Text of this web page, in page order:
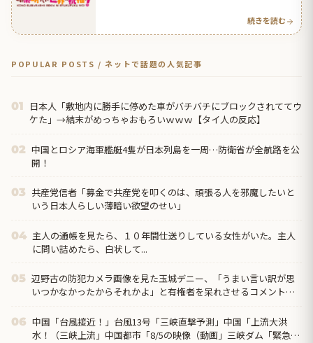
続きを読む
POPULAR POSTS / ネットで話題の人気記事
01
日本人「敷地内に勝手に停めた車がバチバチにブロックされててウ
ケた」→結末がめっちゃおもろいｗｗｗ【タイ人の反応】
02 中国とロシア海軍艦艇4隻が日本列島を一周…防衛省が全航路を公
開！
03 共産党信者「募金で共産党を叩くのは、頑張る人を邪魔したいと
いう日本人らしい薄暗い欲望のせい」
04 主人の通帳を見たら、１０年間仕送りしている女性がいた。主人
に問い詰めたら、白状して...
05 辺野古の防犯カメラ画像を見た玉城デニー、「うまい言い訳が思
いつかなかったからそれかよ」と有権者を呆れさせるコメント
06 中国「台風接近！」台風13号「三峡直撃予測」中国「上流大洪
水！（三峡上流」中国都市「8/5の映像（動画」三峡ダム「緊急放